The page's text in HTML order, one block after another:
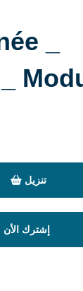
_
تنزيل
إشترك الأن